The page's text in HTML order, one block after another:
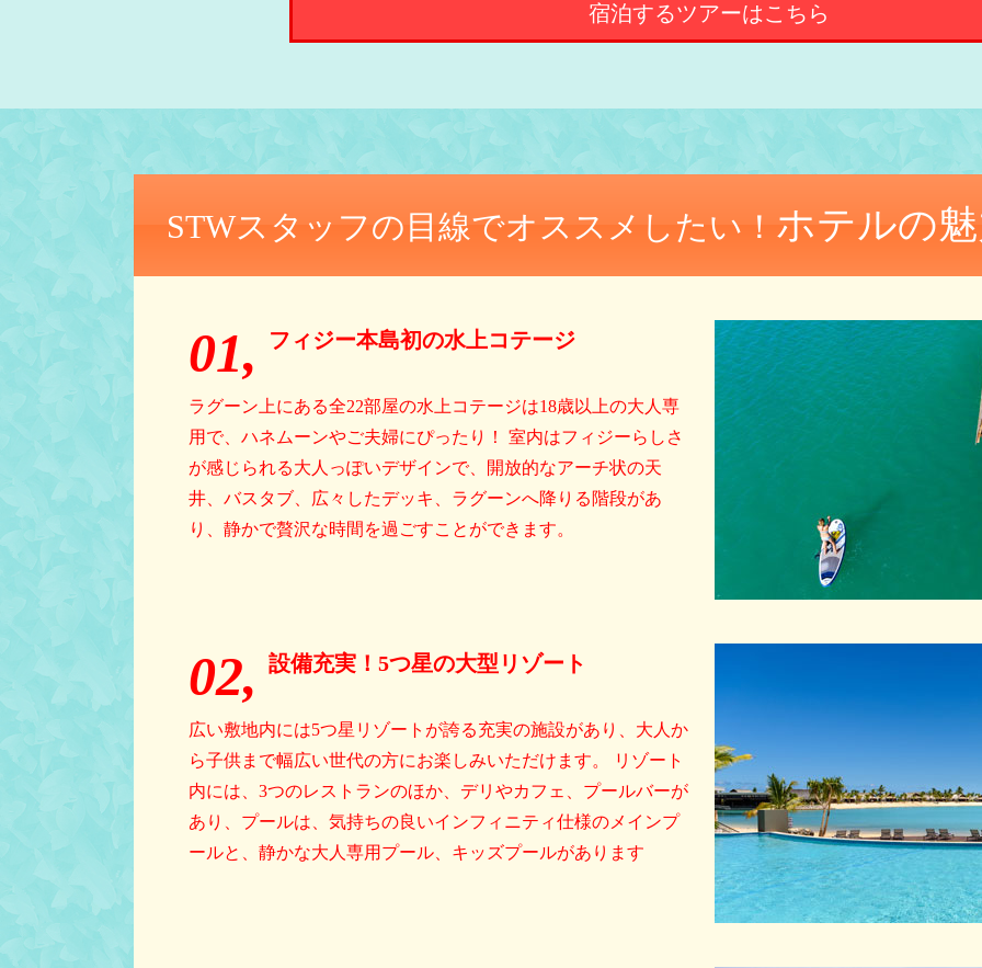
宿泊するツアーはこちら
STWスタッフの目線でオススメしたい！ ホテルの
01, フィジー本島初の水上コテージ
ラグーン上にある全22部屋の水上コテージは18歳以上の大人専
用で、ハネムーンやご夫婦にぴったり！ 室内はフィジーらしさ
が感じられる大人っぽいデザインで、開放的なアーチ状の天
井、バスタブ、広々したデッキ、ラグーンへ降りる階段があ
り、静かで贅沢な時間を過ごすことができます。
02, 設備充実！5つ星の大型リゾート
広い敷地内には5つ星リゾートが誇る充実の施設があり、大人か
ら子供まで幅広い世代の方にお楽しみいただけます。 リゾート
内には、3つのレストランのほか、デリやカフェ、プールバーが
あり、プールは、気持ちの良いインフィニティ仕様のメインプ
ールと、静かな大人専用プール、キッズプールがあります